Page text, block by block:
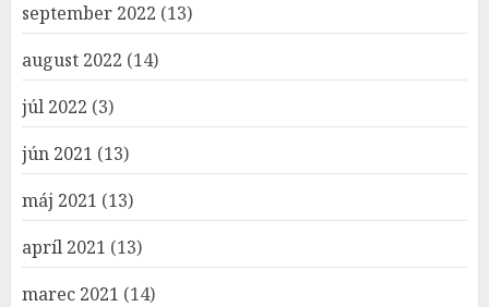
september 2022 (13)
august 2022 (14)
júl 2022 (3)
jún 2021 (13)
máj 2021 (13)
apríl 2021 (13)
marec 2021 (14)